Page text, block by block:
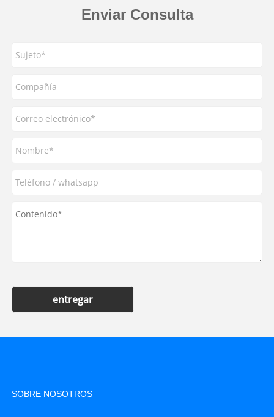
Enviar Consulta
entregar
SOBRE NOSOTROS